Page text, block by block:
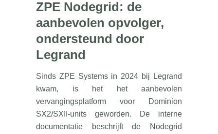
ZPE Nodegrid: de
aanbevolen opvolger,
ondersteund door
Legrand
Sinds ZPE Systems in 2024 bij Legrand
kwam, is het het aanbevolen
vervangingsplatform voor Dominion
SX2/SXII-units geworden. De interne
documentatie beschrijft de Nodegrid